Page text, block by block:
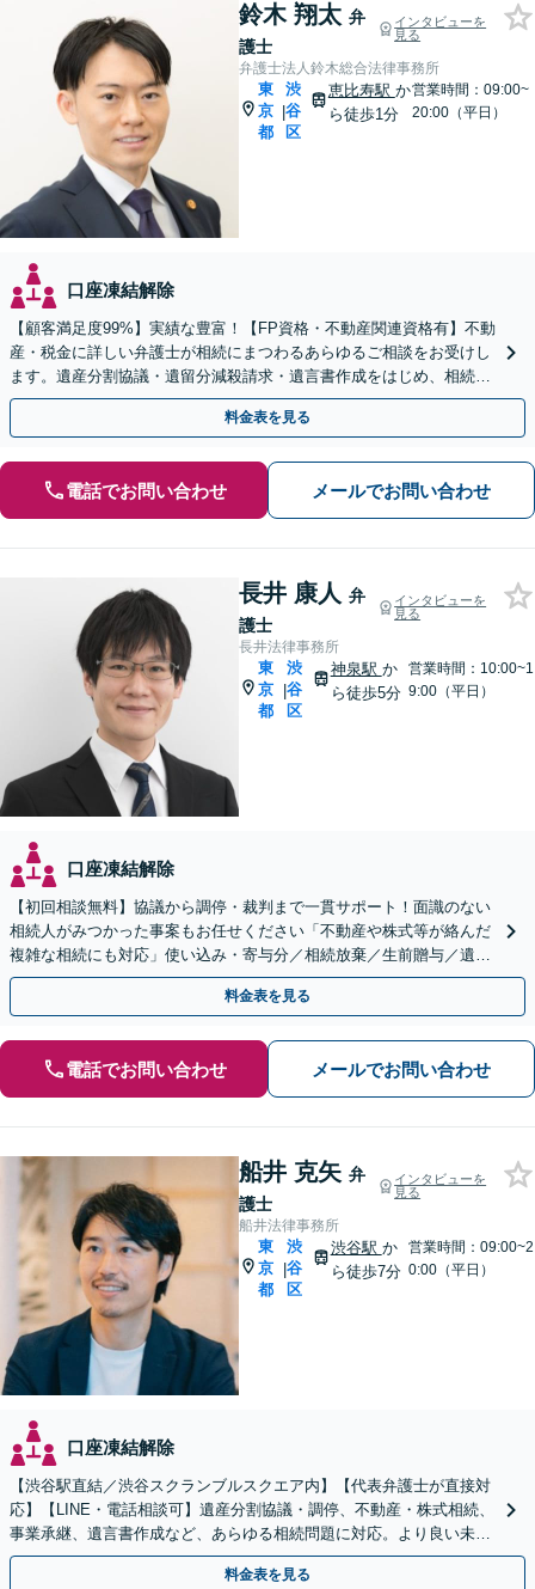
鈴木 翔太 弁
護士
インタビューを
見る
弁護士法人鈴木総合法律事務所
東
京
都
|
渋
谷
区
恵比寿駅 か
ら徒歩1分
営業時間：09:00~
20:00（平日）
口座凍結解除
【顧客満足度99%】実績な豊富！【FP資格・不動産関連資格有】不動
産・税金に詳しい弁護士が相続にまつわるあらゆるご相談をお受けし
ます。遺産分割協議・遺留分減殺請求・遺言書作成をはじめ、相続で
すでに揉めている方はどうぞご相談ください。
料金表を見る
電話でお問い合わせ メールでお問い合わせ
長井 康人 弁
護士
インタビューを
見る
長井法律事務所
東
京
都
|
渋
谷
区
神泉駅 か
ら徒歩5分
営業時間：10:00~1
9:00（平日）
口座凍結解除
【初回相談無料】協議から調停・裁判まで一貫サポート！面識のない
相続人がみつかった事案もお任せください「不動産や株式等が絡んだ
複雑な相続にも対応」使い込み・寄与分／相続放棄／生前贈与／遺言
書作成ほか【休日・夜間相談可】【完全個室対応】
料金表を見る
電話でお問い合わせ メールでお問い合わせ
船井 克矢 弁
護士
インタビューを
見る
船井法律事務所
東
京
都
|
渋
谷
区
渋谷駅 か
ら徒歩7分
営業時間：09:00~2
0:00（平日）
口座凍結解除
【渋谷駅直結／渋谷スクランブルスクエア内】【代表弁護士が直接対
応】【LINE・電話相談可】遺産分割協議・調停、不動産・株式相続、
事業承継、遺言書作成など、あらゆる相続問題に対応。より良い未来
のため、円満な解決を目指します。
料金表を見る